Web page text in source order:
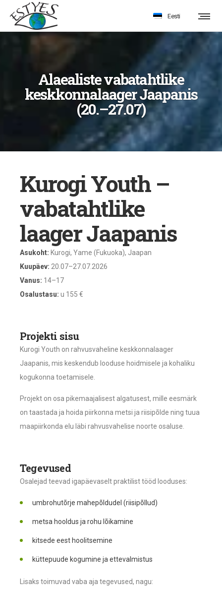
Eesti
Alaealiste vabatahtlike
keskkonnalaager Jaapanis
(20.–27.07)
Kurogi Youth –
vabatahtlike
laager Jaapanis
Asukoht: Kurogi, Yame (Fukuoka), Jaapan
Kuupäev: 20.07–27.07.2026
Vanus: 14–17
Osalustasu: u 155 €
Projekti sisu
Kurogi Youth on rahvusvaheline keskkonnalaager
Jaapanis, mis keskendub looduse hoidmisele ja kohaliku
kogukonna toetamisele.
Projekt on osa pikemaajalisest algatusest, mille eesmärk
on taastada ja hoida piirkonna metsi ja riisipõlde ning tuua
maapiirkonda elu läbi rahvusvahelise noorte osaluse.
Tegevused
Osalejad teevad igapäevaselt praktilist tööd looduses:
umbrohutõrje mahepõldudel (riisipõllud)
metsa hooldus ja rohu lõikamine
kitsede eest hoolitsemine
küttepuude kogumine ja ettevalmistus
Lisaks toimuvad vaba aja tegevused, nagu: